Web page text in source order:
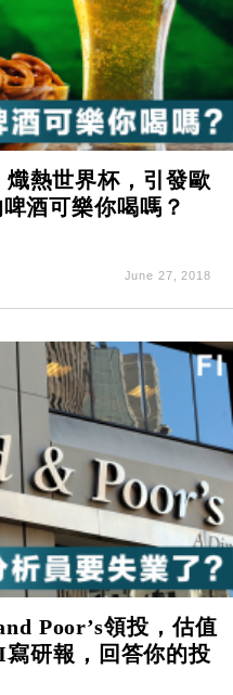
熾熱世界杯，引發歐
酒可樂你喝嗎？
June 27, 2018
Poor’s領投，估值
研報，回答你的投